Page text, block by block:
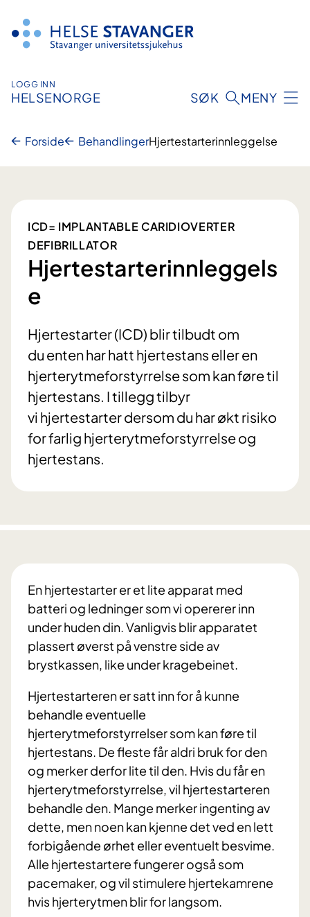
innhold
LOGG INN
HELSENORGE SØK MENY
Forside BehandlingerHjertestarterinnleggelse
ICD= IMPLANTABLE CARIDIOVERTER
DEFIBRILLATOR
Hjertestarterinnleggels
e
Hjertestarter (ICD) blir tilbudt om
du enten har hatt hjertestans eller en
hjerterytmeforstyrrelse som kan føre til
hjertestans. I tillegg tilbyr
vi hjertestarter dersom du har økt risiko
for farlig hjerterytmeforstyrrelse og
hjertestans.
En hjertestarter er et lite apparat med
batteri og ledninger som vi opererer inn
under huden din. Vanligvis blir apparatet
plassert øverst på venstre side av
brystkassen, like under kragebeinet.
Hjertestarteren er satt inn for å kunne
behandle eventuelle
hjerterytmeforstyrrelser som kan føre til
hjertestans. De fleste får aldri bruk for den
og merker derfor lite til den. Hvis du får en
hjerterytmeforstyrrelse, vil hjertestarteren
behandle den. Mange merker ingenting av
dette, men noen kan kjenne det ved en lett
forbigående ørhet eller eventuelt besvime.
Alle hjertestartere fungerer også som
pacemaker, og vil stimulere hjertekamrene
hvis hjerterytmen blir for langsom.